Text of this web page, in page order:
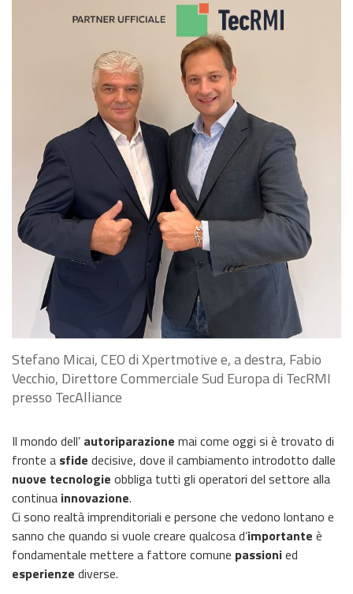
Stefano Micai, CEO di Xpertmotive e, a destra, Fabio
Vecchio, Direttore Commerciale Sud Europa di TecRMI
presso TecAlliance
Il mondo dell’ autoriparazione mai come oggi si è trovato di
fronte a sfide decisive, dove il cambiamento introdotto dalle
nuove tecnologie obbliga tutti gli operatori del settore alla
continua innovazione.
Ci sono realtà imprenditoriali e persone che vedono lontano e
sanno che quando si vuole creare qualcosa d’importante è
fondamentale mettere a fattore comune passionied
esperienze diverse.